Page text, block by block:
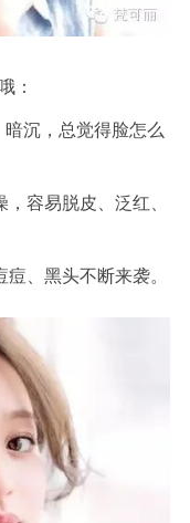
：
暗沉，总觉得脸怎么
，容易脱皮、泛红、
痘 黑头不断来袭。